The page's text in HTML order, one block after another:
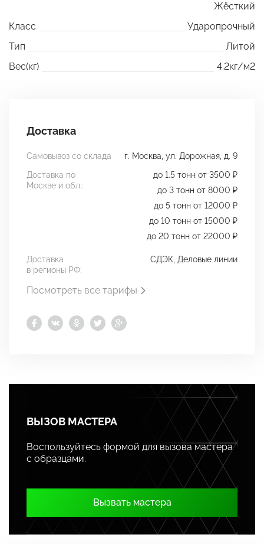
Жёсткий
Класс
Ударопрочный
Тип
Литой
Вес(кг)
4.2кг/м2
Доставка
Самовывоз со склада
г. Москва, ул. Дорожная, д. 9
Доставка по
Москве и обл.:
до 1.5 тонн от 3500 ₽
до 3 тонн от 8000 ₽
до 5 тонн от 12000 ₽
до 10 тонн от 15000 ₽
до 20 тонн от 22000 ₽
Доставка
в регионы РФ:
СДЭК, Деловые линии
Посмотреть все тарифы
ВЫЗОВ МАСТЕРА
Воспользуйтесь формой для вызова мастера
с образцами.
Вызвать мастера